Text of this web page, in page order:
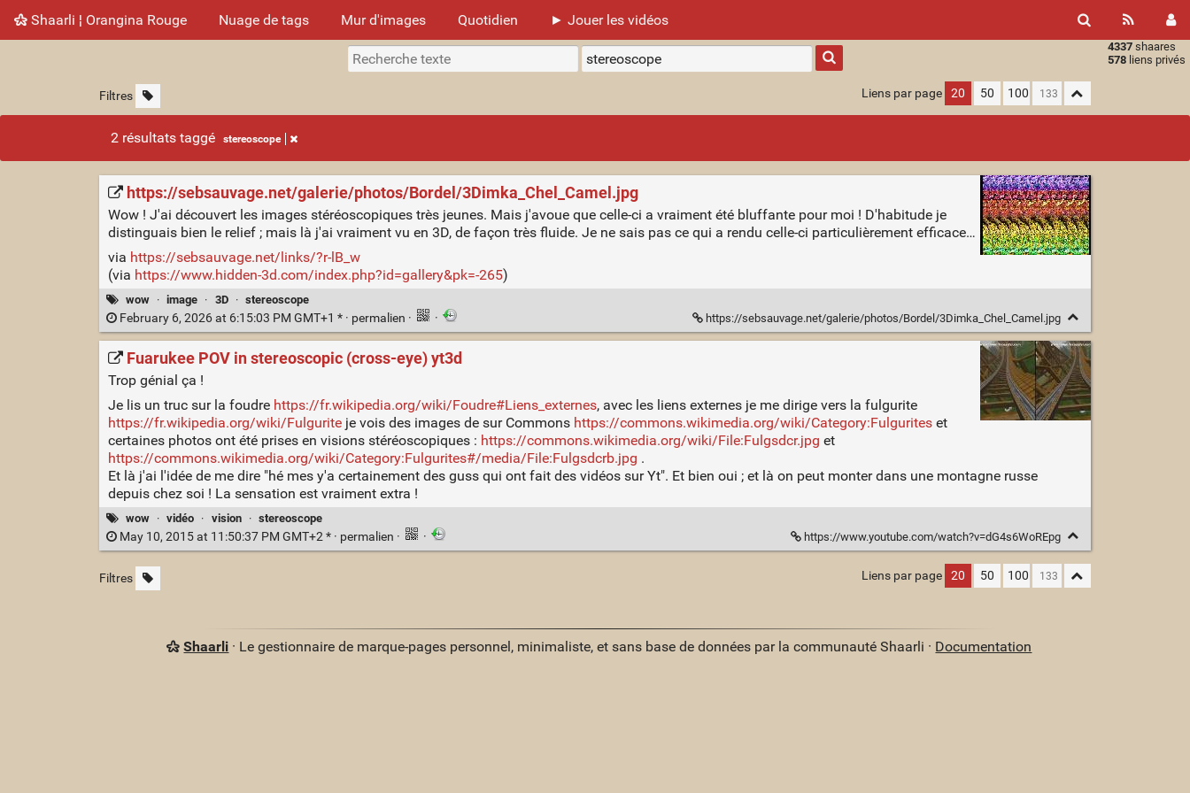
Shaarli ¦ Orangina Rouge Nuage de tags Mur d'images Quotidien ► Jouer les vidéos
4337 shaares
578 liens privés
Type 1 or
more
characters
results.
Filtres Liens par page 20 50 100
2 résultats taggé stereoscope
https://sebsauvage.net/galerie/photos/Bordel/3Dimka_Chel_Camel.jpg
Wow ! J'ai découvert les images stéréoscopiques très jeunes. Mais j'avoue que celle-ci a vraiment été bluffante pour moi ! D'habitude je
distinguais bien le relief ; mais là j'ai vraiment vu en 3D, de façon très fluide. Je ne sais pas ce qui a rendu celle-ci particulièrement efficace…
via https://sebsauvage.net/links/?r-lB_w
(via https://www.hidden-3d.com/index.php?id=gallery&pk=-265)
wow · image · 3D · stereoscope
February 6, 2026 at 6:15:03 PM GMT+1 * · permalien · · https://sebsauvage.net/galerie/photos/Bordel/3Dimka_Chel_Camel.jpg
Fuarukee POV in stereoscopic (cross-eye) yt3d
Trop génial ça !
Je lis un truc sur la foudre https://fr.wikipedia.org/wiki/Foudre#Liens_externes, avec les liens externes je me dirige vers la fulgurite
https://fr.wikipedia.org/wiki/Fulguriteje vois des images de sur Commons https://commons.wikimedia.org/wiki/Category:Fulguriteset
certaines photos ont été prises en visions stéréoscopiques : https://commons.wikimedia.org/wiki/File:Fulgsdcr.jpg et
https://commons.wikimedia.org/wiki/Category:Fulgurites#/media/File:Fulgsdcrb.jpg .
Et là j'ai l'idée de me dire "hé mes y'a certainement des guss qui ont fait des vidéos sur Yt". Et bien oui ; et là on peut monter dans une montagne russe
depuis chez soi ! La sensation est vraiment extra !
wow · vidéo · vision · stereoscope
May 10, 2015 at 11:50:37 PM GMT+2 * · permalien · · https://www.youtube.com/watch?v=dG4s6WoREpg
Filtres Liens par page 20 50 100
Shaarli · Le gestionnaire de marque-pages personnel, minimaliste, et sans base de données par la communauté Shaarli · Documentation